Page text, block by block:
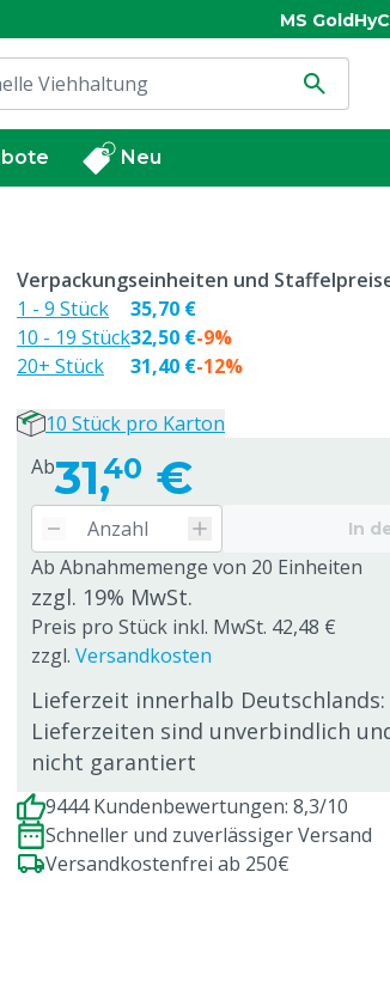
MS Gold
Neu
Ab31,40 €
In
Ab Abnahmemenge von 20 Einheiten
zzgl. 19% MwSt.
Preis pro Stück inkl. MwSt. 42,48 €
zzgl. Versandkosten
Lieferzeit innerhalb Deutschlands:
Lieferzeiten sind unverbindlich
nicht garantiert
Verpackungseinheiten und
1 - 9 Stück
10 - 19 Stück
20+ Stück
35,70 €
32,50 €
31,40 €
-9%
-12%
10 Stück pro Karton
9444 Kundenbewertungen: 8,3/10
Schneller und zuverlässiger Versand
Versandkostenfrei ab 250€